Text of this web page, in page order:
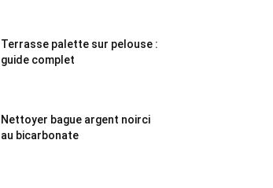
Terrasse palette sur pelouse :
guide complet
Nettoyer bague argent noirci
au bicarbonate